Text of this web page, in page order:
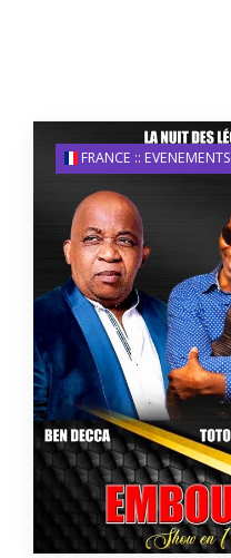
FRANCE :: EVENEMENTS